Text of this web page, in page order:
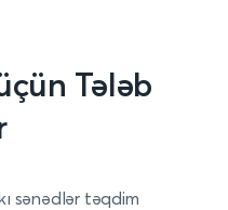
Tələb
sənədlər təqdim